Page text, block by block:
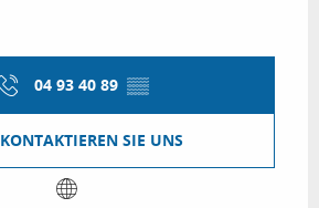
04 93 40 89 ▒▒
KONTAKTIEREN SIE UNS